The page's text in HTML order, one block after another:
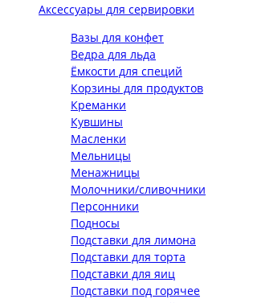
Аксессуары для сервировки
Вазы для конфет
Ведра для льда
Ёмкости для специй
Корзины для продуктов
Креманки
Кувшины
Масленки
Мельницы
Менажницы
Молочники/сливочники
Персонники
Подносы
Подставки для лимона
Подставки для торта
Подставки для яиц
Подставки под горячее